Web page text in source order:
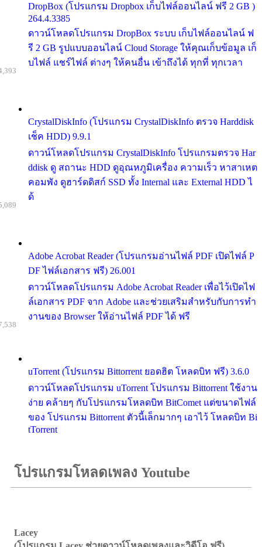
DropBox (โปรแกรม Dropbox เก็บไฟล์ออนไลน์ ฟรี 2 GB )
264.4.3385
ดาวน์โหลดโปรแกรม DropBox ระบบ เก็บไฟล์ออนไลน์ ฟ
รี 2 GB รูปแบบออนไลน์ Cloud Storage ให้คุณเก็บข้อมูล เก็
บไฟล์ แชร์ไฟล์ ต่างๆ ให้คนอื่น เข้าถึงได้ ทุกที่ ทุกเวลา
CrystalDiskInfo (โปรแกรม CrystalDiskInfo ตรวจ Harddisk
เช็ค HDD) 9.9.1
ดาวน์โหลดโปรแกรม CrystalDiskInfo โปรแกรมตรวจ Har
ddisk ดู สถานะ HDD ดูอุณหภูมิเครื่อง ความเร็ว หาสาเหต
คอมพัง ดูฮาร์ดดิสก์ SSD ทั้ง Internal และ External HDD ไ
ด้
Adobe Acrobat Reader (โปรแกรมอ่านไฟล์ PDF เปิดไฟล์ P
DF ไฟล์เอกสาร ฟรี) 26.001
ดาวน์โหลดโปรแกรม Adobe Acrobat Reader เพื่อไว้เปิดไฟ
ล์เอกสาร PDF จาก Adobe และช่วยเสริมสำหรับกับการทำ
งานของ Browser ให้อ่านไฟล์ PDF ได้ ฟรี
uTorrent (โปรแกรม Bittorrent ยอดฮิต โหลดบิท ฟรี) 3.6.0
ดาวน์โหลดโปรแกรม uTorrent โปรแกรม Bittorrent ใช้งาน
ง่าย คล้ายๆ กับโปรแกรมโหลดบิท BitComet แต่ขนาดไฟล์
ของ โปรแกรม Bittorrent ตัวนี้เล็กมากๆ เอาไว้ โหลดบิท Bi
tTorrent
โปรแกรมโหลดเพลง Youtube
Lacey